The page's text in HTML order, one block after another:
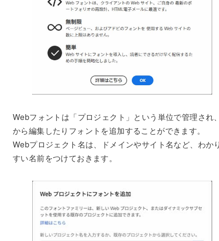
Webフォントは「プロジェクト」という単位で管理され
から編集したりフォントを追加することができます。
Webプロジェクト名は、ドメインやサイト名など、わか
すい名前をつけておきます。